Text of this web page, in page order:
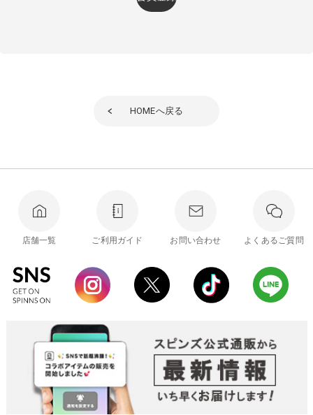
HOMEへ戻る
店舗一覧 ご利用ガイド お問い合わせ よくあるご質問